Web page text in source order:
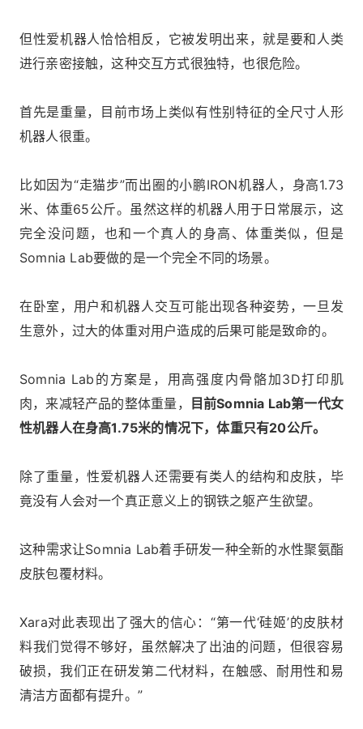
但性爱机器人恰恰相反，它被发明出来，就是要和人类
进行亲密接触，这种交互方式很独特，也很危险。
首先是重量，目前市场上类似有性别特征的全尺寸人形
机器人很重。
比如因为“走猫步”而出圈的小鹏IRON机器人，身高1.73
米、体重65公斤。虽然这样的机器人用于日常展示，这
完全没问题，也和一个真人的身高、体重类似，但是
Somnia Lab要做的是一个完全不同的场景。
在卧室，用户和机器人交互可能出现各种姿势，一旦发
生意外，过大的体重对用户造成的后果可能是致命的。
Somnia Lab的方案是，用高强度内骨骼加3D打印肌
肉，来减轻产品的整体重量， 目前Somnia Lab第一代女
性机器人在身高1.75米的情况下，体重只有20公斤。
除了重量，性爱机器人还需要有类人的结构和皮肤，毕
竟没有人会对一个真正意义上的钢铁之躯产生欲望。
这种需求让Somnia Lab着手研发一种全新的水性聚氨酯
皮肤包覆材料。
Xara对此表现出了强大的信心：“第一代‘硅姬’的皮肤材
料我们觉得不够好，虽然解决了出油的问题，但很容易
破损，我们正在研发第二代材料，在触感、耐用性和易
清洁方面都有提升。”